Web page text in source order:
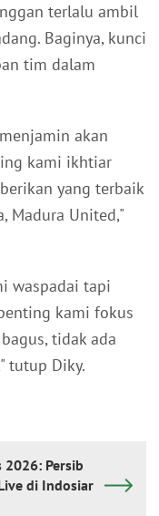
terlalu ambil
Baginya, kunci
tim dalam
akan
kami ikhtiar
yang terbaik
Madura United,"
waspadai tapi
kami fokus
tidak ada
tutup Diky.
2026: Persib
di Indosiar